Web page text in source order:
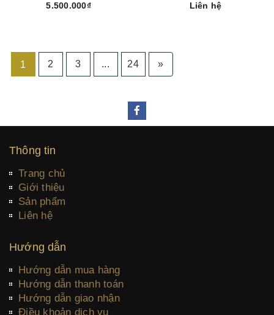
5.500.000₫ Liên hệ
1 2 3 ... 24 »
Thông tin
Trang chủ
Giới thiệu
Sản phẩm
Liên hệ
Hướng dẫn
Hướng dẫn mua hàng
Hướng dẫn thanh toán
Hướng dẫn giao nhận
Điều khoản dịch vụ